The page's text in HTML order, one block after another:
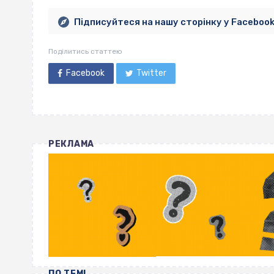
Підписуйтеся на нашу сторінку у Facebook
Поділитись статтею
Facebook Twitter
РЕКЛАМА